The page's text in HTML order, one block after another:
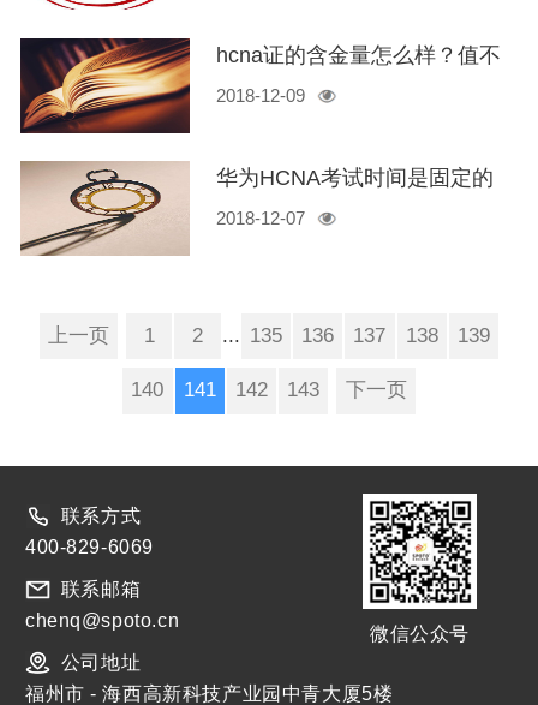
hcna证的含金量怎么样？值不
值得考？
2018-12-09
华为HCNA考试时间是固定的
吗？HCNA考试须知！！
2018-12-07
上一页 1 2 ... 135 136 137 138 139
140 141 142 143 下一页
联系方式
400-829-6069
联系邮箱
chenq@spoto.cn
公司地址
微信公众号
福州市 - 海西高新科技产业园中青大厦5楼